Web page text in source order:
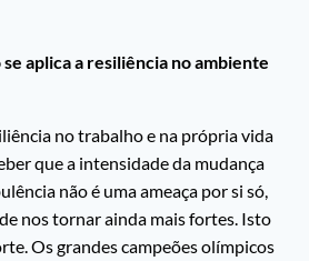
se aplica a resiliência no ambiente
no trabalho e na própria vida
que a intensidade da mudança
não é uma ameaça por si só,
nos tornar ainda mais fortes. Isto
Os grandes campeões olímpicos